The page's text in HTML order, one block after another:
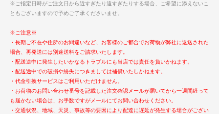
※ご指定日時がご注文日から近すぎたり遠すぎたりする場合、ご希望に添えないこ
ともございますので予めご了承くださいませ。
※ご注意※
・長期ご不在や住所のお間違いなど、お客様のご都合でお荷物が弊社に返送された
場合、再発送には別途送料をご請求いたします。
・配送途中に発生したいかなるトラブルにも当店では責任を負いかねます。
・配送途中での破損や紛失につきましては補償いたしかねます。
・代金引換サービスはご利用いただけません。
・お荷物のお問い合わせ番号を記載した注文確認メールが届いてから一週間経って
も届かない場合は、お手数ですがメールにてお問い合わせください。
・交通状況、地域、天災、事故等の要因により配達に遅延が発生する場合がござい